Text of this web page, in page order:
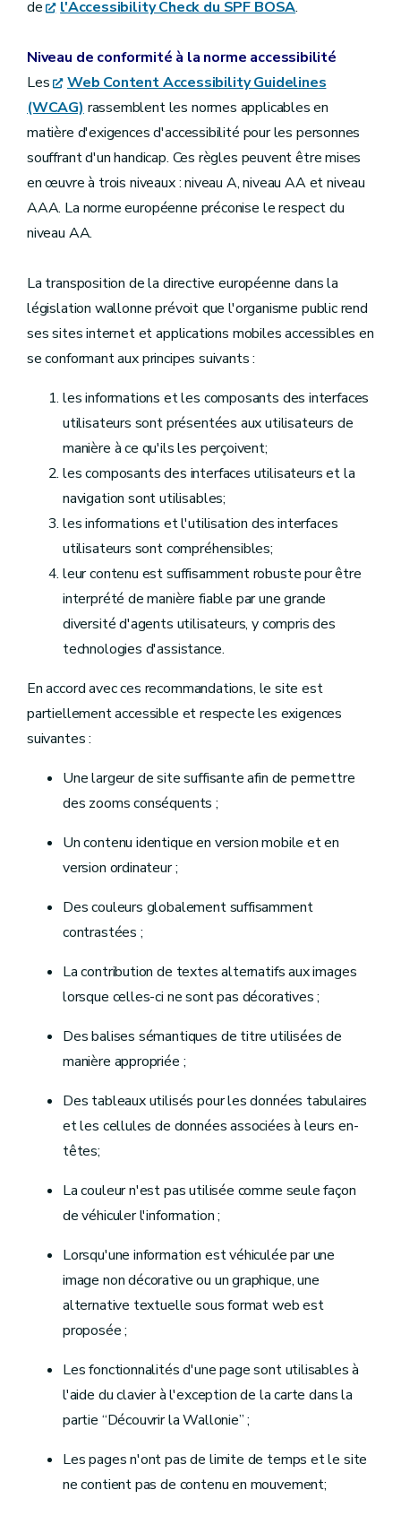
de
l'Accessibility Check du SPF BOSA.
Niveau de conformité à la norme accessibilité
Les
Web Content Accessibility Guidelines
(WCAG) rassemblent les normes applicables en
matière d'exigences d'accessibilité pour les personnes
souffrant d'un handicap. Ces règles peuvent être mises
en œuvre à trois niveaux : niveau A, niveau AA et niveau
AAA. La norme européenne préconise le respect du
niveau AA.
La transposition de la directive européenne dans la
législation wallonne prévoit que l'organisme public rend
ses sites internet et applications mobiles accessibles en
se conformant aux principes suivants :
les informations et les composants des interfaces
utilisateurs sont présentées aux utilisateurs de
manière à ce qu'ils les perçoivent;
les composants des interfaces utilisateurs et la
navigation sont utilisables;
les informations et l'utilisation des interfaces
utilisateurs sont compréhensibles;
leur contenu est suffisamment robuste pour être
interprété de manière fiable par une grande
diversité d'agents utilisateurs, y compris des
technologies d'assistance.
En accord avec ces recommandations, le site est
partiellement accessible et respecte les exigences
suivantes :
Une largeur de site suffisante afin de permettre
des zooms conséquents ;
Un contenu identique en version mobile et en
version ordinateur ;
Des couleurs globalement suffisamment
contrastées ;
La contribution de textes alternatifs aux images
lorsque celles-ci ne sont pas décoratives ;
Des balises sémantiques de titre utilisées de
manière appropriée ;
Des tableaux utilisés pour les données tabulaires
et les cellules de données associées à leurs en-
têtes;
La couleur n'est pas utilisée comme seule façon
de véhiculer l'information ;
Lorsqu'une information est véhiculée par une
image non décorative ou un graphique, une
alternative textuelle sous format web est
proposée ;
Les fonctionnalités d'une page sont utilisables à
l'aide du clavier à l'exception de la carte dans la
partie “Découvrir la Wallonie” ;
Les pages n'ont pas de limite de temps et le site
ne contient pas de contenu en mouvement;